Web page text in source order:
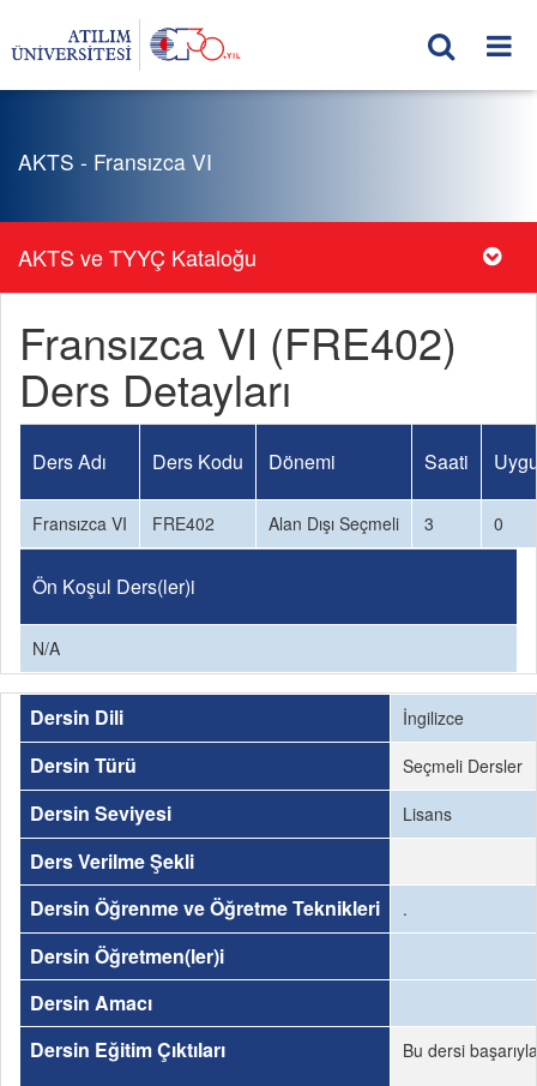
AKTS - Fransızca VI
AKTS ve TYYÇ Kataloğu
Fransızca VI (FRE402)
Ders Detayları
Ders Adı Ders Kodu Dönemi Saati
Fransızca VI FRE402 Alan Dışı Seçmeli 3 0
Ön Koşul Ders(ler)i
N/A
Dersin Dili İngilizce
Dersin Türü Seçmeli Dersler
Dersin Seviyesi Lisans
Ders Verilme Şekli
Dersin Öğrenme ve Öğretme Teknikleri
.
Dersin Öğretmen(ler)i
Dersin Amacı
Dersin Eğitim Çıktıları
Bu dersi